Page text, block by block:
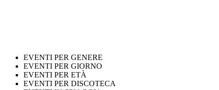
EVENTI PER GENERE
EVENTI PER GIORNO
EVENTI PER ETÀ
EVENTI PER DISCOTECA